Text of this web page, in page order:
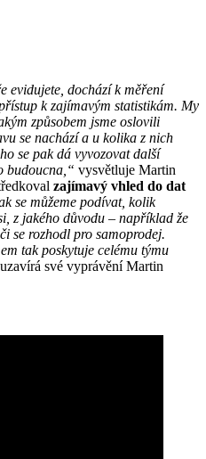
evidujete, dochází k měření
k zajímavým statistikám. My
způsobem jsme oslovili
se nachází a u kolika z nich
se pak dá vyvozovat další
budoucna,“ vysvětluje Martin
zajímavý vhled do dat
se můžeme podívat, kolik
z jakého důvodu – například že
se rozhodl pro samoprodej.
tak poskytuje celému týmu
uzavírá své vyprávění Martin